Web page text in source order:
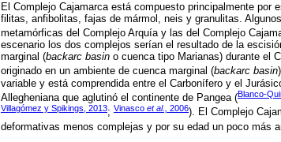
El Complejo Cajamarca está compuesto principalmente
filitas, anfibolitas, fajas de mármol, neis y granulitas.
metamórficas del Complejo Arquía y las del Complejo
escenario los dos complejos serían el resultado de la
marginal (backarc basin o cuenca tipo Marianas) durante el
originado en un ambiente de cuenca marginal (backarc basin
variable y está comprendida entre el Carbonífero y el
Allegheniana que aglutinó el continente de Pangea (Blanco-
Villagómez y Spikings, 2013; Vinasco et al., 2006). El Complejo
deformativas menos complejas y por su edad un poco más